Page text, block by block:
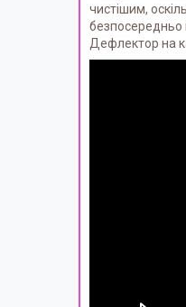
чистішим,
безпосередньо
Дефлектор на